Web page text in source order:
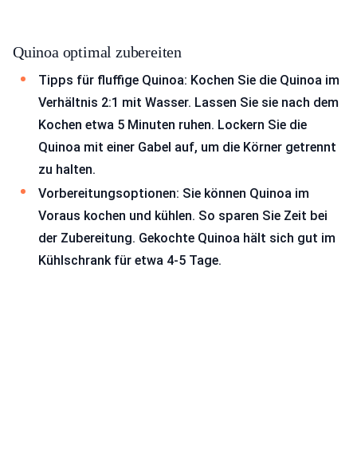
Quinoa optimal zubereiten
Tipps für fluffige Quinoa: Kochen Sie die Quinoa im
Verhältnis 2:1 mit Wasser. Lassen Sie sie nach dem
Kochen etwa 5 Minuten ruhen. Lockern Sie die
Quinoa mit einer Gabel auf, um die Körner getrennt
zu halten.
Vorbereitungsoptionen: Sie können Quinoa im
Voraus kochen und kühlen. So sparen Sie Zeit bei
der Zubereitung. Gekochte Quinoa hält sich gut im
Kühlschrank für etwa 4-5 Tage.